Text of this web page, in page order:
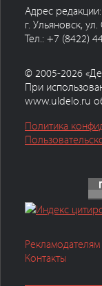
Адрес редакции:
г. Ульяновск,
Тел.: +7 (8422)
© 2005-2026
При
www.uldelo.ru
Политика
Рекламодателям
Контакты